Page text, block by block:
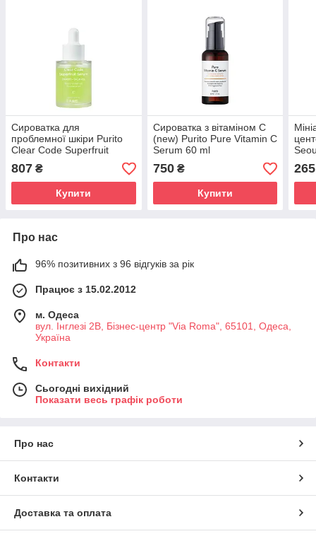
Сироватка для
проблемної шкіри Purito
Clear Code Superfruit
807 ₴
Купити
Сироватка з вітаміном С
(new) Purito Pure Vitamin C
Serum 60 ml
750₴
Купити
15
265
Про нас
96% позитивних з 96 відгуків за рік
Працює з 15.02.2012
м. Одеса
вул. Інглезі 2В, Бізнес-центр "Via Roma", 65101, Одеса,
Україна
Контакти
Сьогодні вихідний
Показати весь графік роботи
Про нас
Контакти
Доставка та оплата